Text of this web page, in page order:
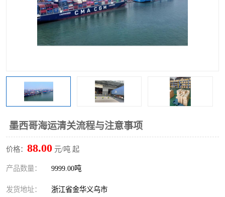
墨西哥海运清关流程与注意事项
价格： 88.00 元/吨 起
产品数量： 9999.00吨
发货地址： 浙江省金华义乌市